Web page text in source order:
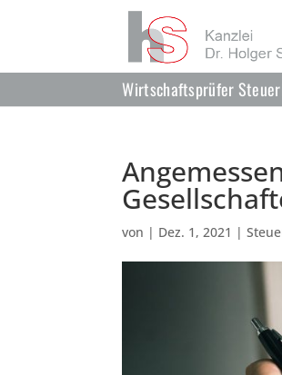
Wirtschaftsprüfer
von | Dez. 1, 2021 |